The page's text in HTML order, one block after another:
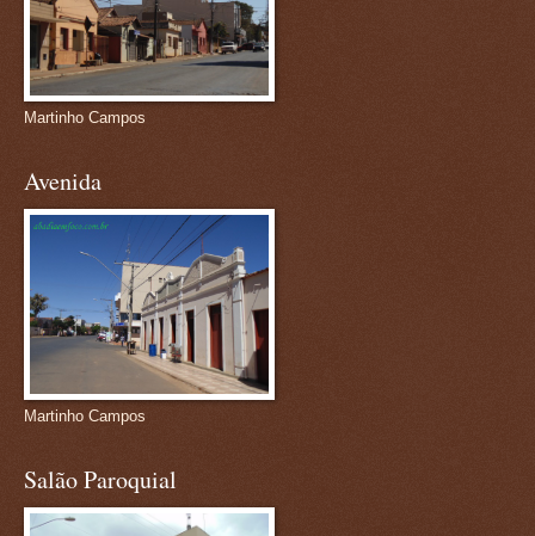
Martinho Campos
Avenida
Martinho Campos
Salão Paroquial